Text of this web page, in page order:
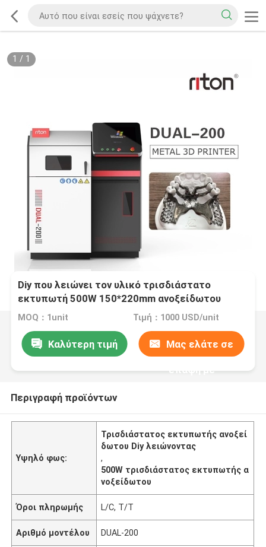
1 / 1
Diy που λειώνει τον υλικό τρισδιάστατο
εκτυπωτή 500W 150*220mm ανοξείδωτου
MOQ：1unit Τιμή：1000 USD/unit
Καλύτερη τιμή Μας ελάτε σε
επαφή με
Περιγραφή προϊόντων
Υψηλό φως:
Τρισδιάστατος εκτυπωτής ανοξεί
δωτου Diy λειώνοντας
,
500W τρισδιάστατος εκτυπωτής α
νοξείδωτου
Όροι πληρωμής L/C, T/T
Αριθμό μοντέλου DUAL-200